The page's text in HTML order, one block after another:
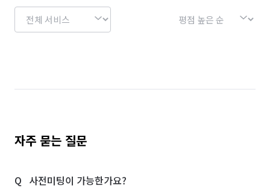
자주 묻는 질문
사전미팅이 가능한가요?